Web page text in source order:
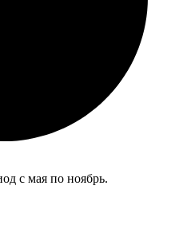
с мая по ноябрь.